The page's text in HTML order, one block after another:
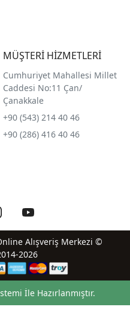
MÜŞTERİ HİZMETLERİ
Cumhuriyet Mahallesi Millet
Caddesi No:11 Çan/
Çanakkale
+90 (543) 214 40 46
+90 (286) 416 40 46
Alışveriş Merkezi ©
2026
İle Hazırlanmıştır.